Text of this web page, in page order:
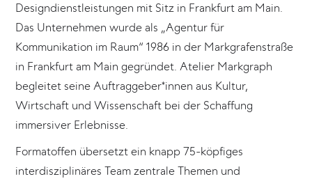
Designdienstleistungen mit Sitz in Frankfurt am Main.
Das Unternehmen wurde als „Agentur für
Kommunikation im Raum“ 1986 in der Markgrafenstraße
in Frankfurt am Main gegründet. Atelier Markgraph
begleitet seine Auftraggeber*innen aus Kultur,
Wirtschaft und Wissenschaft bei der Schaffung
immersiver Erlebnisse.
Formatoffen übersetzt ein knapp 75-köpfiges
interdisziplinäres Team zentrale Themen und